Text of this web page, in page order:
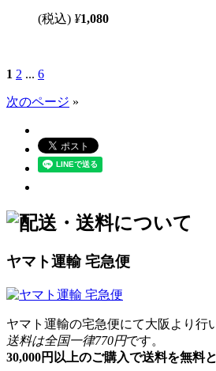
(税込) ¥1,080
1 2 ... 6
次のページ »
ヤマト運輸 宅急便
ヤマト運輸の宅急便にて大阪より行
送料は全国一律770円です。
30,000円以上のご購入で送料を無料